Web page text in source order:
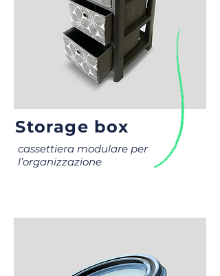
Storage box
cassettiera modulare per
l’organizzazione